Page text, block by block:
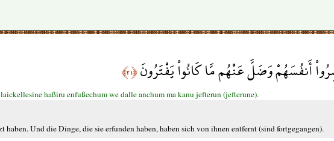
أَنفُسَهُمْ وَضَلَّ عَنْهُم مَّا كَانُواْ يَفْتَرُونَ﴿٢١﴾
haßiru enfußechum we dalle anchum ma kanu jefterun (jefterune).
Und die Dinge, die sie erfunden haben, haben sich von ihnen entfernt (sind fortgegangen).